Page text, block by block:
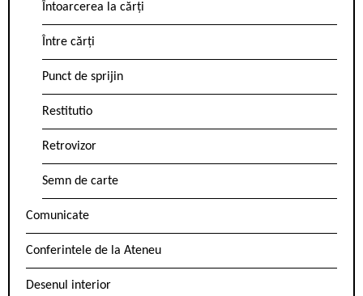
Întoarcerea la cărți
Între cărți
Punct de sprijin
Restitutio
Retrovizor
Semn de carte
Comunicate
Conferintele de la Ateneu
Desenul interior